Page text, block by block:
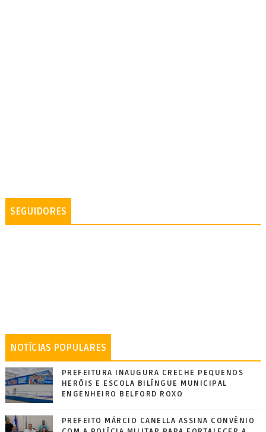
SEGUIDORES
NOTÍCIAS POPULARES
PREFEITURA INAUGURA CRECHE PEQUENOS
HERÓIS E ESCOLA BILÍNGUE MUNICIPAL
ENGENHEIRO BELFORD ROXO
PREFEITO MÁRCIO CANELLA ASSINA CONVÊNIO